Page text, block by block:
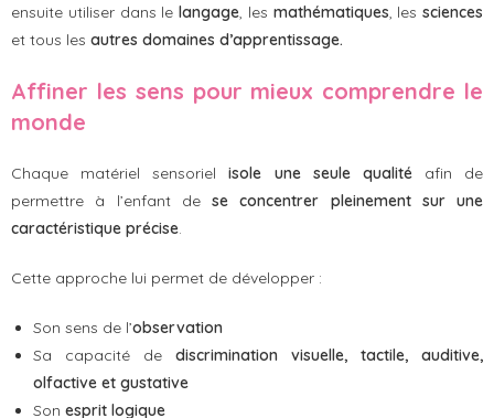
ensuite utiliser dans le langage, les mathématiques, les sciences
et tous les autres domaines d’apprentissage.
Affiner les sens pour mieux comprendre le
monde
Chaque matériel sensorielisole une seule qualitéafin de
permettre à l’enfant de se concentrer pleinement sur une
caractéristique précise.
Cette approche lui permet de développer :
Son sens de l’observation
Sa capacité de discrimination
visuelle, tactile, auditive,
olfactive et gustative
Son esprit logique